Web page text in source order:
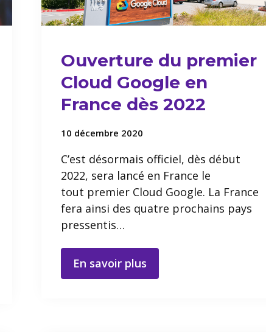
Ouverture du premier
Cloud Google en
France dès 2022
10 décembre 2020
C’est désormais officiel, dès début
2022, sera lancé en France le
tout premier Cloud Google. La France
fera ainsi des quatre prochains pays
pressentis…
En savoir plus